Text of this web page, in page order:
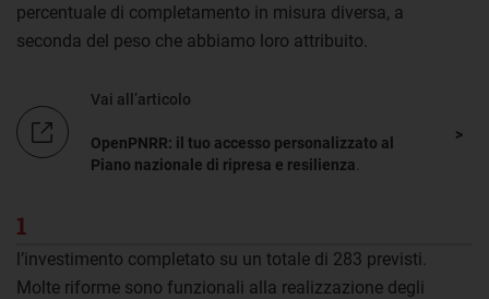
percentuale di completamento in misura diversa, a
seconda del peso che abbiamo loro attribuito.
Vai all’articolo
OpenPNRR: il tuo accesso personalizzato al
Piano nazionale di ripresa e resilienza
1
l’investimento completato su un totale di 283 previsti.
Molte riforme sono funzionali alla realizzazione degli